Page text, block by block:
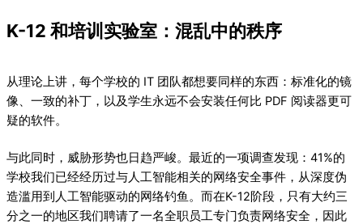
K-12 和培训实验室：混乱中的秩序
从理论上讲，每个学校的 IT 团队都想要同样的东西：标准化的镜
像、一致的补丁，以及学生永远不会安装任何比 PDF 阅读器更可
疑的软件。
与此同时，威胁形势也日趋严峻。最近的一项调查发现：41%的
学校我们已经经历过与人工智能相关的网络安全事件，从深度伪
造滥用到人工智能驱动的网络钓鱼。而在K-12阶段，只有大约三
分之一的地区我们聘请了一名全职员工专门负责网络安全，因此